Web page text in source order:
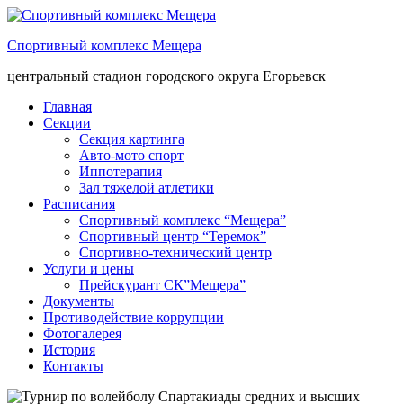
Спортивный комплекс Мещера
центральный стадион городского округа Егорьевск
Главная
Секции
Секция картинга
Авто-мото спорт
Иппотерапия
Зал тяжелой атлетики
Расписания
Спортивный комплекс “Мещера”
Спортивный центр “Теремок”
Спортивно-технический центр
Услуги и цены
Прейскурант СК”Мещера”
Документы
Противодействие коррупции
Фотогалерея
История
Контакты